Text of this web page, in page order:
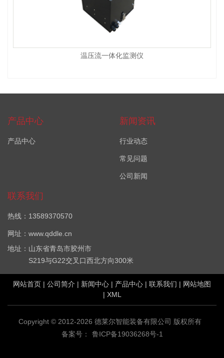
温压流一体化监测仪
产品中心
产品中心
新闻资讯
行业动态
常见问题
公司新闻
联系我们
热线：13589370570
网址：www.qddle.cn
地址：山东省青岛市胶州市
S219与G22交叉口西北方向300米
网站首页 | 公司简介 | 新闻中心 | 产品中心 | 联系我们 | 网站地图
| XML
Copyright © 2012-2026 德莱尔智能装备有限公司 版权所有
备案号：
鲁ICP备19036268号-1